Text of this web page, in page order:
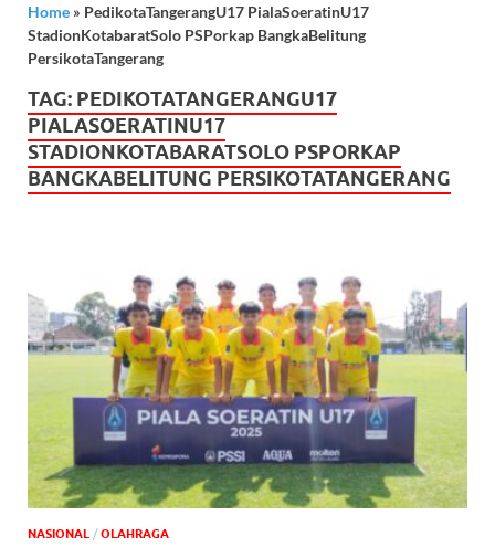
Home » PedikotaTangerangU17 PialaSoeratinU17
StadionKotabaratSolo PSPorkap BangkaBelitung
PersikotaTangerang
TAG: PEDIKOTATANGERANGU17
PIALASOERATINU17
STADIONKOTABARATSOLO PSPORKAP
BANGKABELITUNG PERSIKOTATANGERANG
NASIONAL / OLAHRAGA